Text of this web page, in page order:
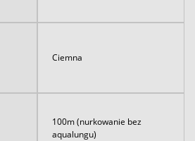
Ciemna
100m (nurkowanie bez
aqualungu)